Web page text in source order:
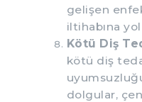
gelişen
iltihabına
Kötü Diş
kötü diş
dolgular,